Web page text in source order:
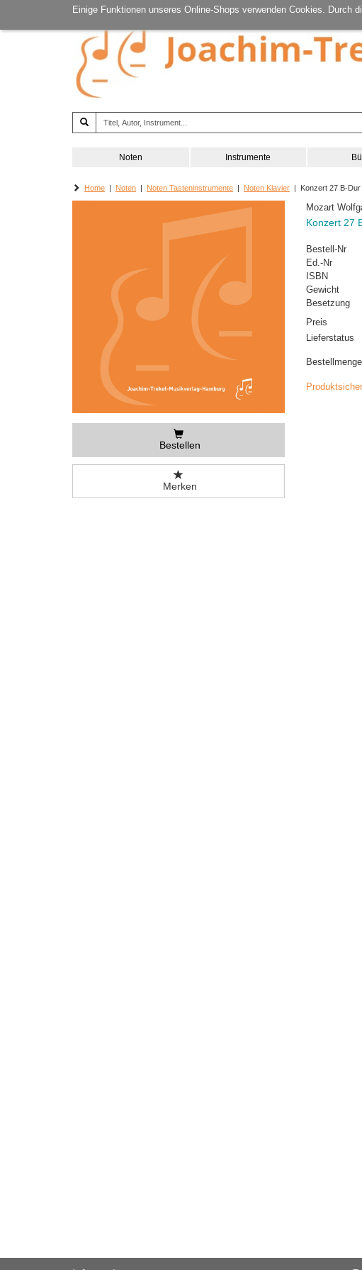
Einige Funktionen unseres Online-Shops verwenden Cookies. Durch
Noten Instrumente
Home | Noten | Noten Tasteninstrumente | Noten Klavier | Konzert 27 B-
Bestellen
Merken
Mozart
Konzert 27
Bestell-Nr
Ed.-Nr
ISBN
Gewicht
Besetzung
Preis
Lieferstatus
Bestellmenge